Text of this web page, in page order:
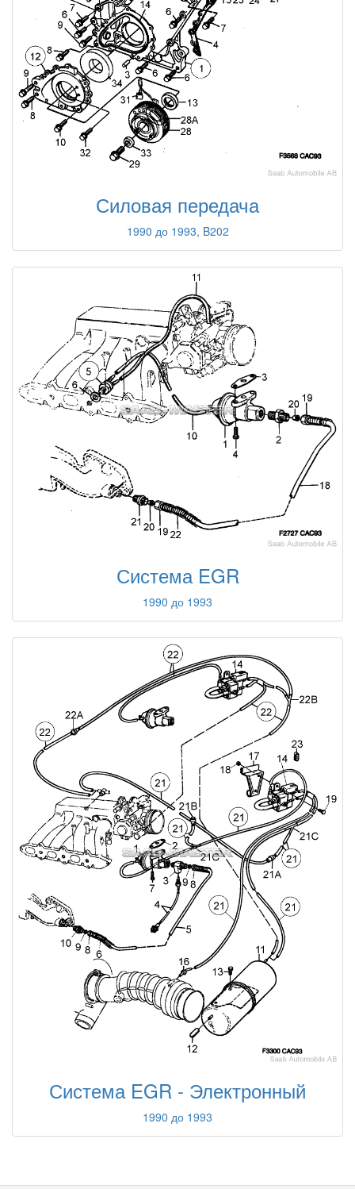
Силовая передача
1990 до 1993, B202
Система EGR
1990 до 1993
Система EGR - Электронный
1990 до 1993